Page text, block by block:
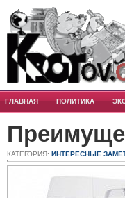
ГЛАВНАЯ ПОЛИТИКА
КАТЕГОРИЯ: ИНТЕРЕСНЫЕ